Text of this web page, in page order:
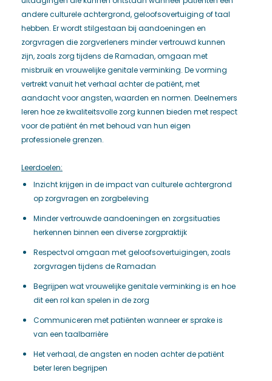
andere culturele achtergrond, geloofsovertuiging of taal
hebben. Er wordt stilgestaan bij aandoeningen en
zorgvragen die zorgverleners minder vertrouwd kunnen
zijn, zoals zorg tijdens de Ramadan, omgaan met
misbruik en vrouwelijke genitale verminking. De vorming
vertrekt vanuit het verhaal achter de patiënt, met
aandacht voor angsten, waarden en normen. Deelnemers
leren hoe ze kwaliteitsvolle zorg kunnen bieden met respect
voor de patiënt én met behoud van hun eigen
professionele grenzen.
Leerdoelen:
Inzicht krijgen in de impact van culturele achtergrond
op zorgvragen en zorgbeleving
Minder vertrouwde aandoeningen en zorgsituaties
herkennen binnen een diverse zorgpraktijk
Respectvol omgaan met geloofsovertuigingen, zoals
zorgvragen tijdens de Ramadan
Begrijpen wat vrouwelijke genitale verminking is en hoe
dit een rol kan spelen in de zorg
Communiceren met patiënten wanneer er sprake is
van een taalbarrière
Het verhaal, de angsten en noden achter de patiënt
beter leren begrijpen